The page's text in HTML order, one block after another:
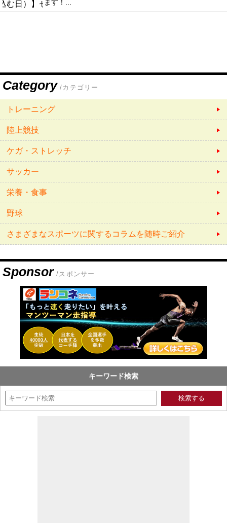
ます！...
Category /カテゴリー
トレーニング
陸上競技
ケガ・ストレッチ
サッカー
栄養・食事
野球
さまざまなスポーツに関するコラムを随時ご紹介
Sponsor /スポンサー
キーワード検索